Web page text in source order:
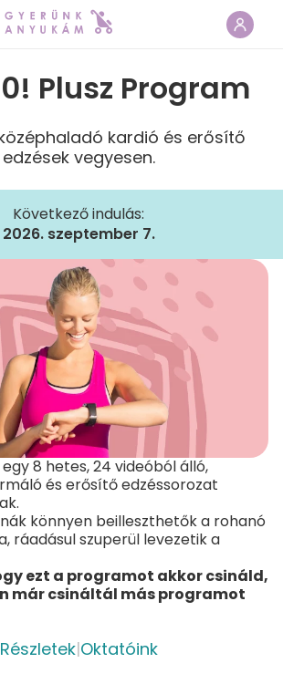
Plusz Program
kardió és erősítő
edzések vegyesen.
Következő indulás:
2026. szeptember 7.
Részletek|Oktatóink
egy 8 hetes, 24 videóból álló,
és erősítő edzéssorozat
könnyen beilleszthetők a rohanó
ráadásul szuperül levezetik a
ezt a programot akkor csináld,
már csináltál más programot